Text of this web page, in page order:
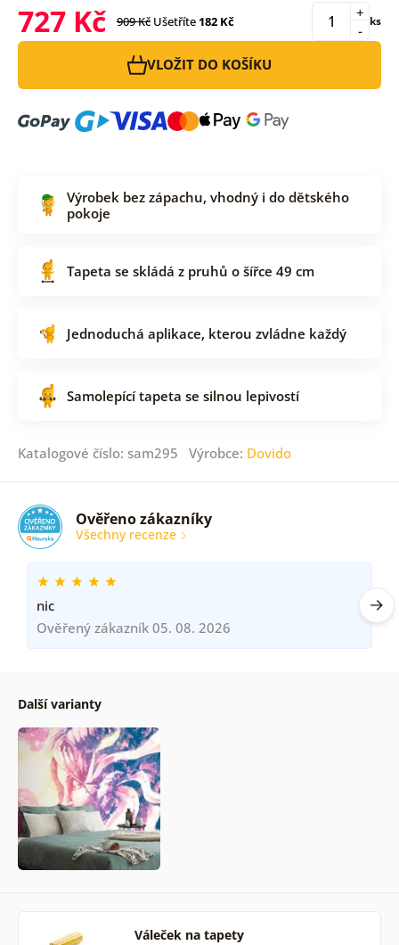
727 Kč 909 Kč Ušetříte182 Kč -
+ ks
VLOŽIT DO KOŠÍKU
Výrobek bez zápachu, vhodný i do dětského
pokoje
Tapeta se skládá z pruhů o šířce 49 cm
Jednoduchá aplikace, kterou zvládne každý
Samolepící tapeta se silnou lepivostí
Katalogové číslo: sam295 Výrobce: Dovido
Ověřeno zákazníky
Všechny recenze
nic
Ověřený zákazník 05. 08. 2026
Další varianty
Váleček na tapety